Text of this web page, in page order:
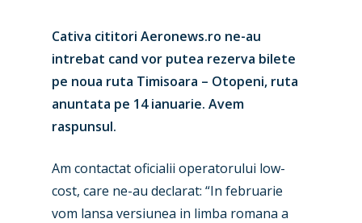
Cativa cititori Aeronews.ro ne-au
intrebat cand vor putea rezerva bilete
pe noua ruta Timisoara – Otopeni, ruta
anuntata pe 14 ianuarie. Avem
raspunsul.
Am contactat oficialii operatorului low-
cost, care ne-au declarat: “In februarie
vom lansa versiunea in limba romana a
New Routes
Industry